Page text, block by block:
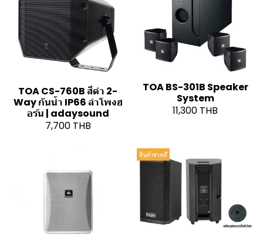
TOA CS-760B สีดำ 2-
Way กันน้ำ IP66 ลำโพงฮ
อร์น | adaysound
7,700 THB
TOA BS-301B Speaker
System
11,300 THB
สินค้าขายดี